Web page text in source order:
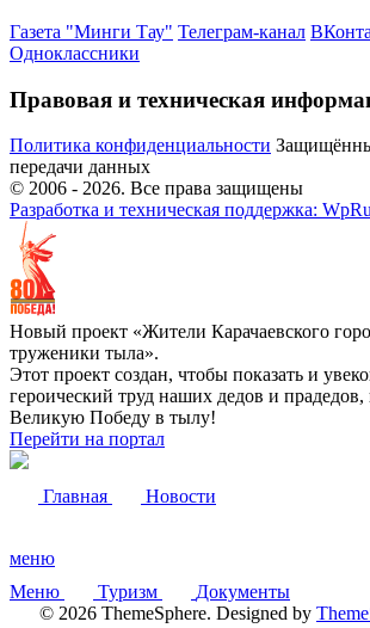
Газета "Минги Тау" Телеграм-канал
Одноклассники
Правовая и техническая
Политика конфиденциальности
передачи данных
© 2006 - 2026. Все права защищены
Разработка и техническая поддержка:
Новый проект «Жители Карачаевского
труженики тыла».
Этот проект создан, чтобы показать и
героический труд наших дедов и
Великую Победу в тылу!
Перейти на портал
Главная Новости
меню
Меню
Туризм
Документы
© 2026 ThemeSphere. Designed by